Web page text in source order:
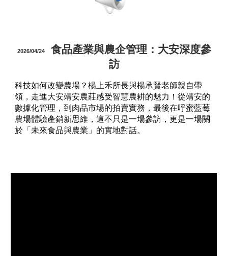
2026/04/24食品產業與農企管理：大安深度參
訪
科技如何改變農場？楊上禾所長與楊承賢老師親自帶
領，走進大安靖安農莊感受智慧農耕的魅力！從靖安的
數據化管理，到肉品市場的拍賣實務，最後在呼蜜藍莓
農場體驗產銷新思維，這不只是一場參訪，更是一場關
於「未來食品與農業」的實地對話。